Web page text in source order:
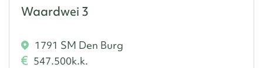
Waardwei 3
1791 SM Den Burg
547.500k.k.